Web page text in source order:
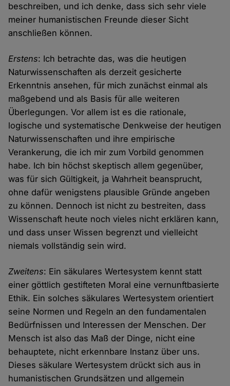
beschreiben, und ich denke, dass sich sehr viele
meiner humanistischen Freunde dieser Sicht
anschließen können.
Erstens: Ich betrachte das, was die heutigen
Naturwissenschaften als derzeit gesicherte
Erkenntnis ansehen, für mich zunächst einmal als
maßgebend und als Basis für alle weiteren
Überlegungen. Vor allem ist es die rationale,
logische und systematische Denkweise der heutigen
Naturwissenschaften und ihre empirische
Verankerung, die ich mir zum Vorbild genommen
habe. Ich bin höchst skeptisch allem gegenüber,
was für sich Gültigkeit, ja Wahrheit beansprucht,
ohne dafür wenigstens plausible Gründe angeben
zu können. Dennoch ist nicht zu bestreiten, dass
Wissenschaft heute noch vieles nicht erklären kann,
und dass unser Wissen begrenzt und vielleicht
niemals vollständig sein wird.
Zweitens: Ein säkulares Wertesystem kennt statt
einer göttlich gestifteten Moral eine vernunftbasierte
Ethik. Ein solches säkulares Wertesystem orientiert
seine Normen und Regeln an den fundamentalen
Bedürfnissen und Interessen der Menschen. Der
Mensch ist also das Maß der Dinge, nicht eine
behauptete, nicht erkennbare Instanz über uns.
Dieses säkulare Wertesystem drückt sich aus in
humanistischen Grundsätzen und allgemein